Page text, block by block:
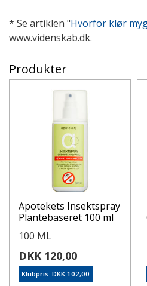
* Se artiklen "Hvorfor klør
www.videnskab.dk.
Produkter
Apotekets Insektspray
Plantebaseret 100 ml
100 ML
DKK 120,00
Klubpris: DKK 102,00